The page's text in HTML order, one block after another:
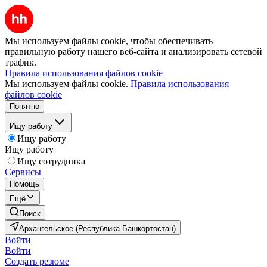
Мы используем файлы cookie, чтобы обеспечивать
правильную работу нашего веб-сайта и анализировать сетевой
трафик.
Правила использования файлов cookie
Мы используем файлы cookie. Правила использования
файлов cookie
Понятно
Ищу работу
Ищу работу
Ищу работу
Ищу сотрудника
Сервисы
Помощь
Ещё
Поиск
Архангельское (Республика Башкортостан)
Войти
Войти
Создать резюме